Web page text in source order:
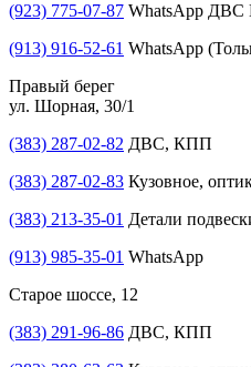
(923) 775-07-87 WhatsApp
(913) 916-52-61 WhatsApp
Правый берег
ул. Шорная, 30/1
(383) 287-02-82 ДВС, КПП
(383) 287-02-83 Кузовное,
(383) 213-35-01 Детали
(913) 985-35-01 WhatsApp
Старое шоссе, 12
(383) 291-96-86 ДВС, КПП